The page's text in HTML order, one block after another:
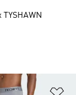
TYSHAWN